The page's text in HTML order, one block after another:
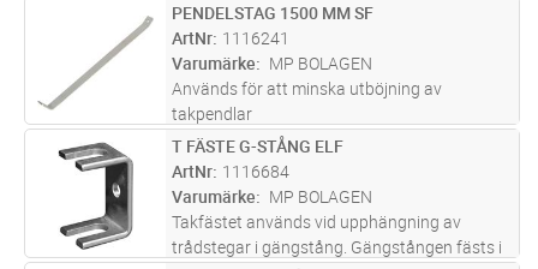
ST Lägg i kundvagn
PENDELSTAG 1500 MM SF
ArtNr 1116241
Varumärke
MP BOLAGEN
Används för att minska utböjning av
takpendlar
ST Lägg i kundvagn
T FÄSTE G-STÅNG ELF
ArtNr 1116684
Varumärke
MP BOLAGEN
Takfästet används vid upphängning av
trådstegar i gängstång. Gängstången fästs i